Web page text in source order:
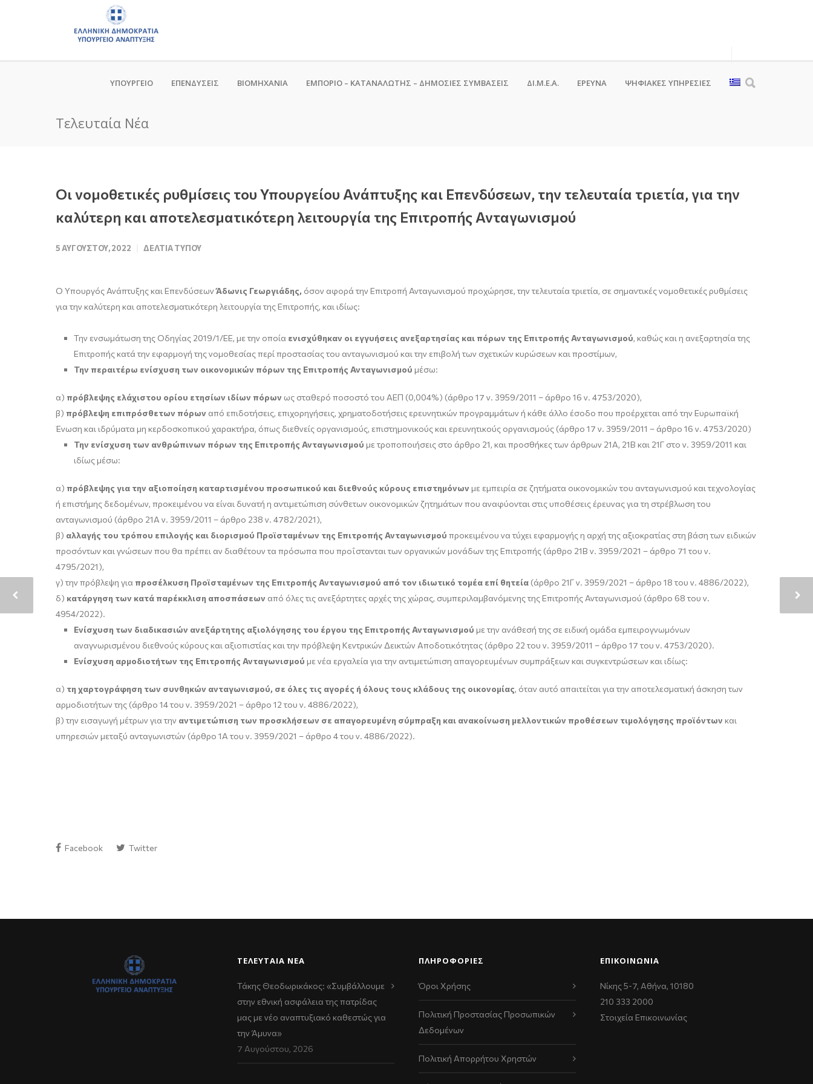
ΥΠΟΥΡΓΕΙΟ ΕΠΕΝΔΥΣΕΙΣ ΒΙΟΜΗΧΑΝΙΑ ΕΜΠΟΡΙΟ – ΚΑΤΑΝΑΛΩΤΗΣ – ΔΗΜΟΣΙΕΣ ΣΥΜΒΑΣΕΙΣ ΔΙ.Μ.Ε.Α. ΕΡΕΥΝΑ ΨΗΦΙΑΚΈΣ ΥΠΗΡΕΣΊΕΣ
Τελευταία Νέα
Οι νομοθετικές ρυθμίσεις του Υπουργείου Ανάπτυξης και Επενδύσεων, την τελευταία τριετία, για την
καλύτερη και αποτελεσματικότερη λειτουργία της Επιτροπής Ανταγωνισμού
5 ΑΥΓΟΎΣΤΟΥ, 2022 ΔΕΛΤΊΑ ΤΎΠΟΥ
Ο Υπουργός Ανάπτυξης και ΕπενδύσεωνΆδωνις Γεωργιάδης, όσον αφορά την Επιτροπή Ανταγωνισμού προχώρησε, την τελευταία τριετία, σε σημαντικές νομοθετικές ρυθμίσεις
για την καλύτερη και αποτελεσματικότερη λειτουργία της Επιτροπής, και ιδίως:
Την ενσωμάτωση της Οδηγίας 2019/1/ΕΕ, με την οποία ενισχύθηκαν οι εγγυήσεις ανεξαρτησίας και πόρων της Επιτροπής Ανταγωνισμού, καθώς και η ανεξαρτησία της
Επιτροπής κατά την εφαρμογή της νομοθεσίας περί προστασίας του ανταγωνισμού και την επιβολή των σχετικών κυρώσεων και προστίμων,
Την περαιτέρω ενίσχυση των οικονομικών πόρων της Επιτροπής Ανταγωνισμού μέσω:
α) πρόβλεψης ελάχιστου ορίου ετησίων ιδίων πόρων ως σταθερό ποσοστό του ΑΕΠ (0,004%) (άρθρο 17 ν. 3959/2011 – άρθρο 16 ν. 4753/2020),
β) πρόβλεψη επιπρόσθετων πόρων από επιδοτήσεις, επιχορηγήσεις, χρηματοδοτήσεις ερευνητικών προγραμμάτων ή κάθε άλλο έσοδο που προέρχεται από την Ευρωπαϊκή
Ένωση και ιδρύματα μη κερδοσκοπικού χαρακτήρα, όπως διεθνείς οργανισμούς, επιστημονικούς και ερευνητικούς οργανισμούς (άρθρο 17 ν. 3959/2011 – άρθρο 16 ν. 4753/2020)
Την ενίσχυση των ανθρώπινων πόρων της Επιτροπής Ανταγωνισμού με τροποποιήσεις στο άρθρο 21, και προσθήκες των άρθρων 21Α, 21Β και 21Γ στο ν. 3959/2011 και
ιδίως μέσω:
α) πρόβλεψης για την αξιοποίηση καταρτισμένου προσωπικού και διεθνούς κύρους επιστημόνων με εμπειρία σε ζητήματα οικονομικών του ανταγωνισμού και τεχνολογίας
ή επιστήμης δεδομένων, προκειμένου να είναι δυνατή η αντιμετώπιση σύνθετων οικονομικών ζητημάτων που αναφύονται στις υποθέσεις έρευνας για τη στρέβλωση του
ανταγωνισμού (άρθρο 21Α ν. 3959/2011 – άρθρο 238 ν. 4782/2021),
β) αλλαγής του τρόπου επιλογής και διορισμού Προϊσταμένων της Επιτροπής Ανταγωνισμού προκειμένου να τύχει εφαρμογής η αρχή της αξιοκρατίας στη βάση των ειδικών
προσόντων και γνώσεων που θα πρέπει αν διαθέτουν τα πρόσωπα που προΐστανται των οργανικών μονάδων της Επιτροπής (άρθρο 21Β ν. 3959/2021 – άρθρο 71 του ν.
4795/2021),
γ) την πρόβλεψη για προσέλκυση Προϊσταμένων της Επιτροπής Ανταγωνισμού από τον ιδιωτικό τομέα επί θητεία (άρθρο 21Γ ν. 3959/2021 – άρθρο 18 του ν. 4886/2022),
δ) κατάργηση των κατά παρέκκλιση αποσπάσεων από όλες τις ανεξάρτητες αρχές της χώρας, συμπεριλαμβανόμενης της Επιτροπής Ανταγωνισμού (άρθρο 68 του ν.
4954/2022).
Ενίσχυση των διαδικασιών ανεξάρτητης αξιολόγησης του έργου της Επιτροπής Ανταγωνισμού με την ανάθεσή της σε ειδική ομάδα εμπειρογνωμόνων
αναγνωρισμένου διεθνούς κύρους και αξιοπιστίας και την πρόβλεψη Κεντρικών Δεικτών Αποδοτικότητας (άρθρο 22 του ν. 3959/2011 – άρθρο 17 του ν. 4753/2020).
Ενίσχυση αρμοδιοτήτων της Επιτροπής Ανταγωνισμού με νέα εργαλεία για την αντιμετώπιση απαγορευμένων συμπράξεων και συγκεντρώσεων και ιδίως:
α) τη χαρτογράφηση των συνθηκών ανταγωνισμού, σε όλες τις αγορές ή όλους τους κλάδους της οικονομίας, όταν αυτό απαιτείται για την αποτελεσματική άσκηση των
αρμοδιοτήτων της (άρθρο 14 του ν. 3959/2021 – άρθρο 12 του ν. 4886/2022),
β) την εισαγωγή μέτρων για την αντιμετώπιση των προσκλήσεων σε απαγορευμένη σύμπραξη και ανακοίνωση μελλοντικών προθέσεων τιμολόγησης προϊόντων και
υπηρεσιών μεταξύ ανταγωνιστών (άρθρο 1Α του ν. 3959/2021 – άρθρο 4 του ν. 4886/2022).
Facebook Twitter
ΤΕΛΕΥΤΑΊΑ ΝΈΑ
Τάκης Θεοδωρικάκος: «Συμβάλλουμε
στην εθνική ασφάλεια της πατρίδας
μας με νέο αναπτυξιακό καθεστώς για
την Άμυνα»
7 Αυγούστου, 2026
ΠΛΗΡΟΦΟΡΙΕΣ
Όροι Χρήσης
Πολιτική Προστασίας Προσωπικών
Δεδομένων
Πολιτική Απορρήτου Χρηστών
ΕΠΙΚΟΙΝΩΝΊΑ
Νίκης 5-7, Αθήνα, 10180
210 333 2000
Στοιχεία Επικοινωνίας